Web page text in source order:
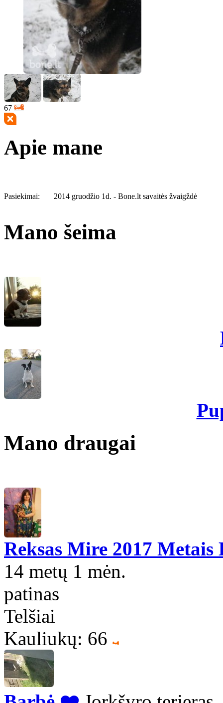
67
Apie mane
Pasiekimai: 2014 gruodžio 1d. - Bone.lt savaitės žvaigždė
Mano šeima
Mano draugai
Reksas Mire 2017 Metais
14 metų 1 mėn.
patinas
Telšiai
Kauliukų: 66